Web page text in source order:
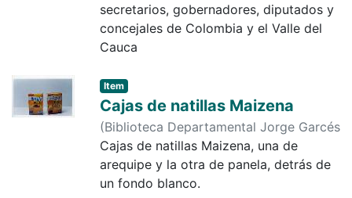
Borrero,2000-02-28)Diario Occidente
secretarios, gobernadores, diputados y
concejales de Colombia y el Valle del
Cauca
Item
Cajas de natillas Maizena
(Biblioteca Departamental Jorge Garcés
Borrero, 2000)Diario de Occidente
Cajas de natillas Maizena, una de
arequipe y la otra de panela, detrás de
un fondo blanco.